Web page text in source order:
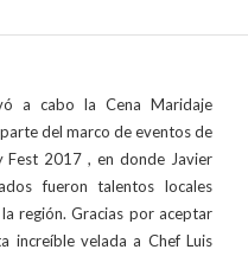
a cabo la Cena Maridaje
del marco de eventos de
Fest 2017 , en donde Javier
fueron talentos locales
región. Gracias por aceptar
increíble velada a Chef Luis